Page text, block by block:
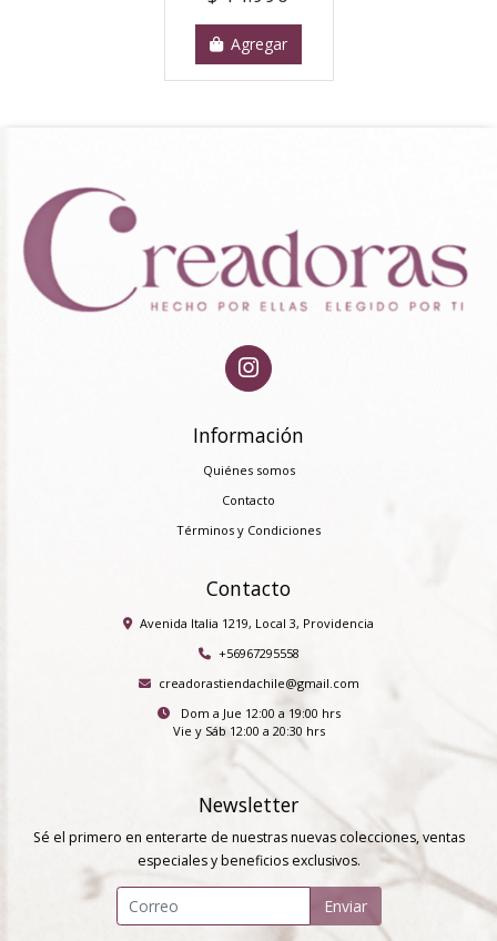
Agregar
Información
Quiénes somos
Contacto
Términos y Condiciones
Contacto
Avenida Italia 1219, Local 3, Providencia
+56967295558
creadorastiendachile@gmail.com
Dom a Jue 12:00 a 19:00 hrs
Vie y Sáb 12:00 a 20:30 hrs
Newsletter
Sé el primero en enterarte de nuestras nuevas colecciones, ventas
especiales y beneficios exclusivos.
Enviar